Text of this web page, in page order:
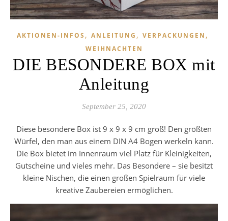
AKTIONEN-INFOS , ANLEITUNG , VERPACKUNGEN ,
WEIHNACHTEN
DIE BESONDERE BOX mit
Anleitung
September 25, 2020
Diese besondere Box ist 9 x 9 x 9 cm groß! Den größten
Würfel, den man aus einem DIN A4 Bogen werkeln kann.
Die Box bietet im Innenraum viel Platz für Kleinigkeiten,
Gutscheine und vieles mehr. Das Besondere – sie besitzt
kleine Nischen, die einen großen Spielraum für viele
kreative Zaubereien ermöglichen.